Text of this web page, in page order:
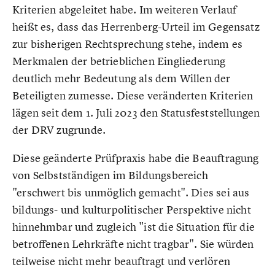
Kriterien abgeleitet habe. Im weiteren Verlauf
heißt es, dass das Herrenberg-Urteil im Gegensatz
zur bisherigen Rechtsprechung stehe, indem es
Merkmalen der betrieblichen Eingliederung
deutlich mehr Bedeutung als dem Willen der
Beteiligten zumesse. Diese veränderten Kriterien
lägen seit dem 1. Juli 2023 den Statusfeststellungen
der DRV zugrunde.
Diese geänderte Prüfpraxis habe die Beauftragung
von Selbstständigen im Bildungsbereich
"erschwert bis unmöglich gemacht". Dies sei aus
bildungs- und kulturpolitischer Perspektive nicht
hinnehmbar und zugleich "ist die Situation für die
betroffenen Lehrkräfte nicht tragbar". Sie würden
teilweise nicht mehr beauftragt und verlören